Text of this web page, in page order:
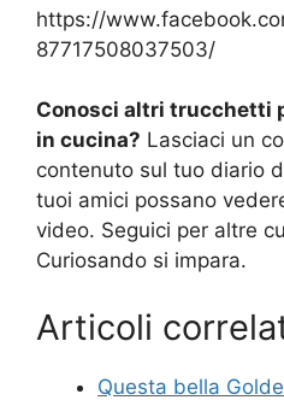
https://
87717508037503/
Conosci altri trucchetti
in cucina? Lasciaci un
contenuto sul tuo diario
tuoi amici possano
video. Seguici per altre
Curiosando si impara.
Articoli
Questa bella